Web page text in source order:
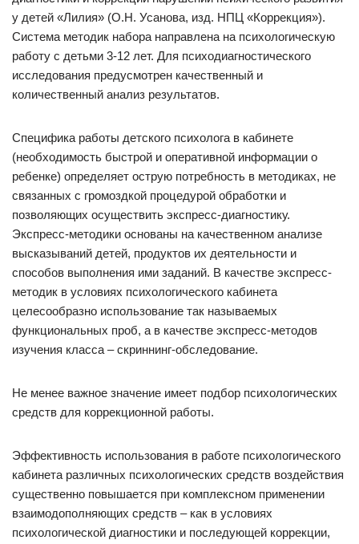
у детей «Лилия» (О.Н. Усанова, изд. НПЦ «Коррекция»).
Система методик набора направлена на психологическую
работу с детьми 3-12 лет. Для психодиагностического
исследования предусмотрен качественный и
количественный анализ результатов.
Специфика работы детского психолога в кабинете
(необходимость быстрой и оперативной информации о
ребенке) определяет острую потребность в методиках, не
связанных с громоздкой процедурой обработки и
позволяющих осуществить экспресс-диагностику.
Экспресс-методики основаны на качественном анализе
высказываний детей, продуктов их деятельности и
способов выполнения ими заданий. В качестве экспресс-
методик в условиях психологического кабинета
целесообразно использование так называемых
функциональных проб, а в качестве экспресс-методов
изучения класса – скриннинг-обследование.
Не менее важное значение имеет подбор психологических
средств для коррекционной работы.
Эффективность использования в работе психологического
кабинета различных психологических средств воздействия
существенно повышается при комплексном применении
взаимодополняющих средств – как в условиях
психологической диагностики и последующей коррекции,